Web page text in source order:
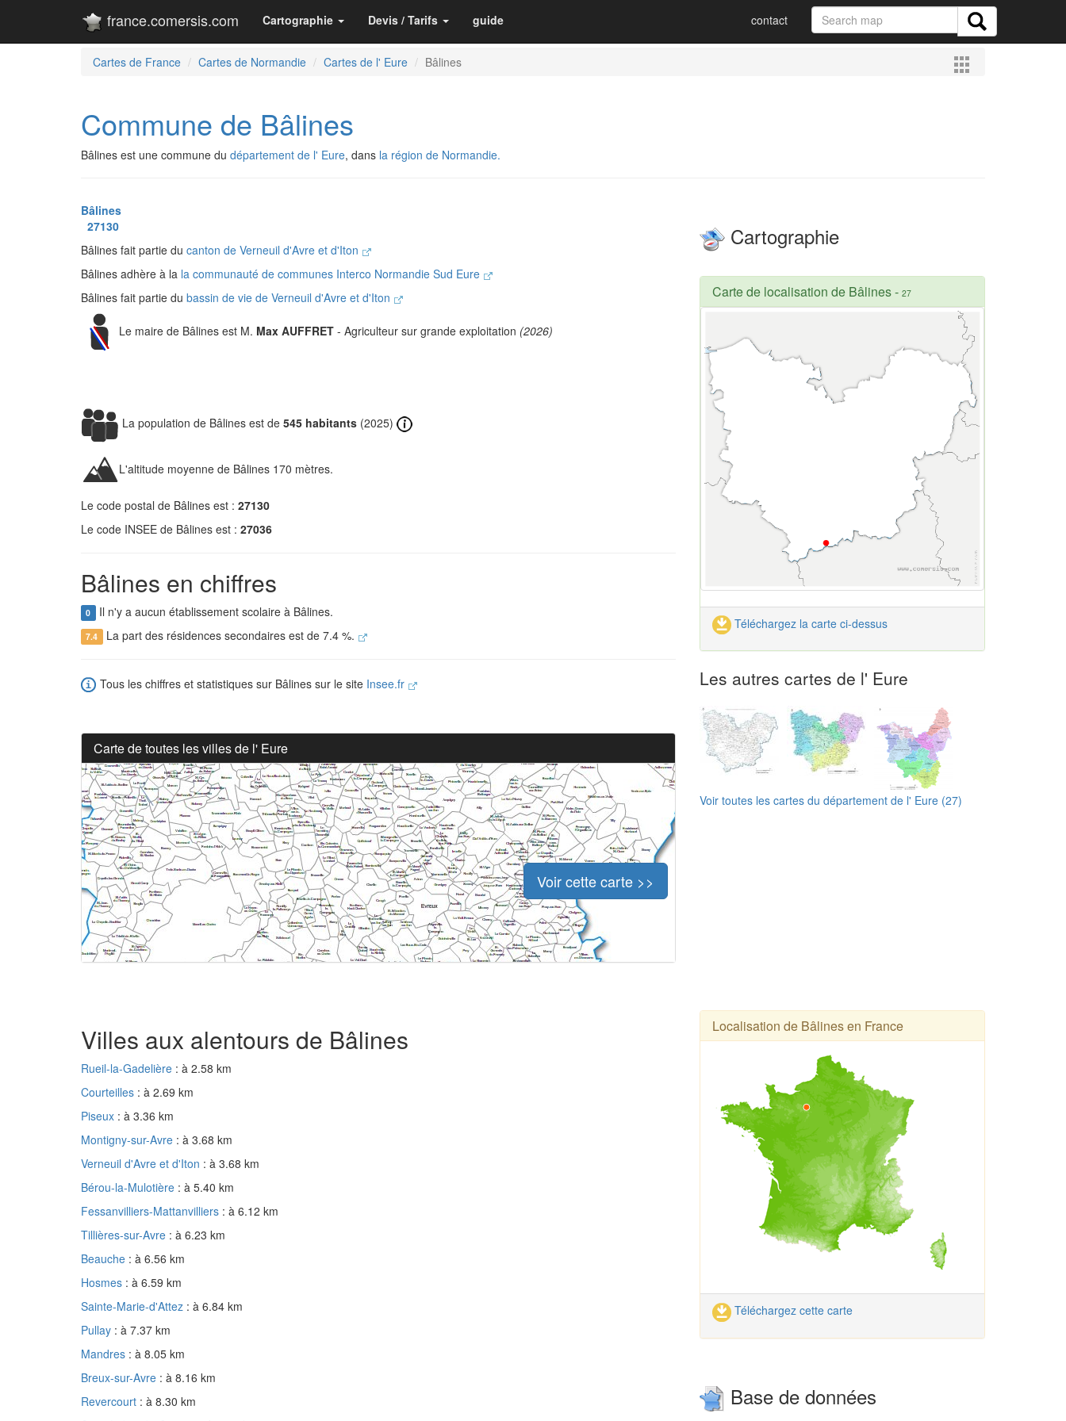
france.comersis.com Cartographie Devis / Tarifs guide contact
Cartes de France Cartes de Normandie Cartes de l' Eure Bâlines
Commune de Bâlines
Bâlines est une commune du département de l' Eure, dans la région de Normandie.
Bâlines
27130
Bâlines fait partie du canton de Verneuil d'Avre et d'Iton
Bâlines adhère à la la communauté de communes Interco Normandie Sud Eure
Bâlines fait partie du bassin de vie de Verneuil d'Avre et d'Iton
Le maire de Bâlines est M. Max AUFFRET - Agriculteur sur grande exploitation (2026)
La population de Bâlines est de 545 habitants (2025)
L'altitude moyenne de Bâlines 170 mètres.
Le code postal de Bâlines est : 27130
Le code INSEE de Bâlines est : 27036
Bâlines en chiffres
0 Il n'y a aucun établissement scolaire à Bâlines.
7.4 La part des résidences secondaires est de 7.4 %.
Tous les chiffres et statistiques sur Bâlines sur le site Insee.fr
Carte de toutes les villes de l' Eure
Voir cette carte >>
Cartographie
Carte de localisation de Bâlines- 27
Téléchargez la carte ci-dessus
Les autres cartes de l' Eure
Voir toutes les cartes du département de l' Eure (27)
Villes aux alentours de Bâlines
Rueil-la-Gadelière : à 2.58 km
Courteilles : à 2.69 km
Piseux : à 3.36 km
Montigny-sur-Avre : à 3.68 km
Verneuil d'Avre et d'Iton : à 3.68 km
Bérou-la-Mulotière : à 5.40 km
Fessanvilliers-Mattanvilliers : à 6.12 km
Tillières-sur-Avre : à 6.23 km
Beauche : à 6.56 km
Hosmes : à 6.59 km
Sainte-Marie-d'Attez : à 6.84 km
Pullay : à 7.37 km
Mandres : à 8.05 km
Breux-sur-Avre : à 8.16 km
Revercourt : à 8.30 km
Localisation de Bâlines en France
Téléchargez cette carte
Base de données